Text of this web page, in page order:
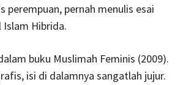
perempuan, pernah menulis esai
Hibrida.
buku Muslimah Feminis (2009).
isi di dalamnya sangatlah jujur.